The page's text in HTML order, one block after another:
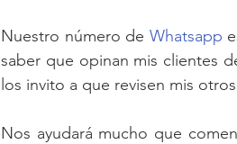
Nuestro número de Whatsapp
saber que opinan mis clientes
los invito a que revisen mis
Nos ayudará mucho que